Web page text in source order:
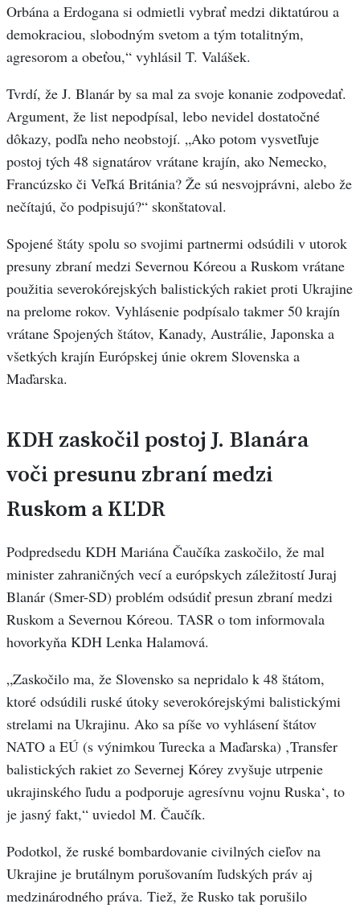
Orbána a Erdogana si odmietli vybrať medzi diktatúrou a
demokraciou, slobodným svetom a tým totalitným,
agresorom a obeťou,“ vyhlásil T. Valášek.
Tvrdí, že J. Blanár by sa mal za svoje konanie zodpovedať.
Argument, že list nepodpísal, lebo nevidel dostatočné
dôkazy, podľa neho neobstojí. „Ako potom vysvetľuje
postoj tých 48 signatárov vrátane krajín, ako Nemecko,
Francúzsko či Veľká Británia? Že sú nesvojprávni, alebo že
nečítajú, čo podpisujú?“ skonštatoval.
Spojené štáty spolu so svojimi partnermi odsúdili v utorok
presuny zbraní medzi Severnou Kóreou a Ruskom vrátane
použitia severokórejských balistických rakiet proti Ukrajine
na prelome rokov. Vyhlásenie podpísalo takmer 50 krajín
vrátane Spojených štátov, Kanady, Austrálie, Japonska a
všetkých krajín Európskej únie okrem Slovenska a
Maďarska.
KDH zaskočil postoj J. Blanára
voči presunu zbraní medzi
Ruskom a KĽDR
Podpredsedu KDH Mariána Čaučíka zaskočilo, že mal
minister zahraničných vecí a európskych záležitostí Juraj
Blanár (Smer-SD) problém odsúdiť presun zbraní medzi
Ruskom a Severnou Kóreou. TASR o tom informovala
hovorkyňa KDH Lenka Halamová.
„Zaskočilo ma, že Slovensko sa nepridalo k 48 štátom,
ktoré odsúdili ruské útoky severokórejskými balistickými
strelami na Ukrajinu. Ako sa píše vo vyhlásení štátov
NATO a EÚ (s výnimkou Turecka a Maďarska) ‚Transfer
balistických rakiet zo Severnej Kórey zvyšuje utrpenie
ukrajinského ľudu a podporuje agresívnu vojnu Ruska‘, to
je jasný fakt,“ uviedol M. Čaučík.
Podotkol, že ruské bombardovanie civilných cieľov na
Ukrajine je brutálnym porušovaním ľudských práv aj
medzinárodného práva. Tiež, že Rusko tak porušilo